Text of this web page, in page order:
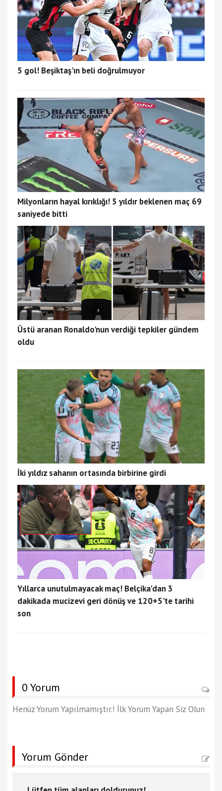
5 gol! Beşiktaş'ın beli doğrulmuyor
Milyonların hayal kırıklığı! 5 yıldır beklenen maç 69
saniyede bitti
Üstü aranan Ronaldo'nun verdiği tepkiler gündem
oldu
İki yıldız sahanın ortasında birbirine girdi
Yıllarca unutulmayacak maç! Belçika'dan 3
dakikada mucizevi geri dönüş ve 120+5'te tarihi
son
0 Yorum
Henüz Yorum Yapılmamıştır.! İlk Yorum Yapan Siz Olun
Yorum Gönder